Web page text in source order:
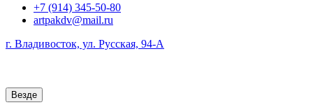
+7 (914) 345-50-80
artpakdv@mail.ru
г. Владивосток, ул. Русская, 94-А
Везде